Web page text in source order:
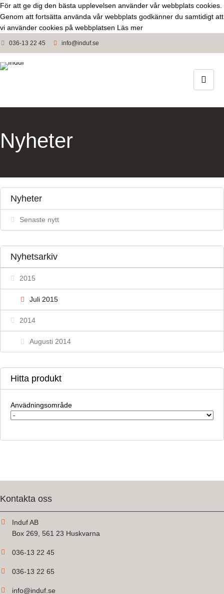
För att ge dig den bästa upplevelsen använder vår webbplats cookies.
Genom att fortsätta använda vår webbplats godkänner du samtidigt att
vi använder cookies på webbplatsen Läs mer
036-13 22 45 info@induf.se
Nyheter
Nyheter
Senaste nytt
Nyhetsarkiv
2015
Juli 2015
2014
Augusti 2014
Hitta produkt
Anvädningsområde
Kontakta oss
Induf AB
Box 269, 561 23 Huskvarna
036-13 22 45
036-13 22 65
info@induf.se